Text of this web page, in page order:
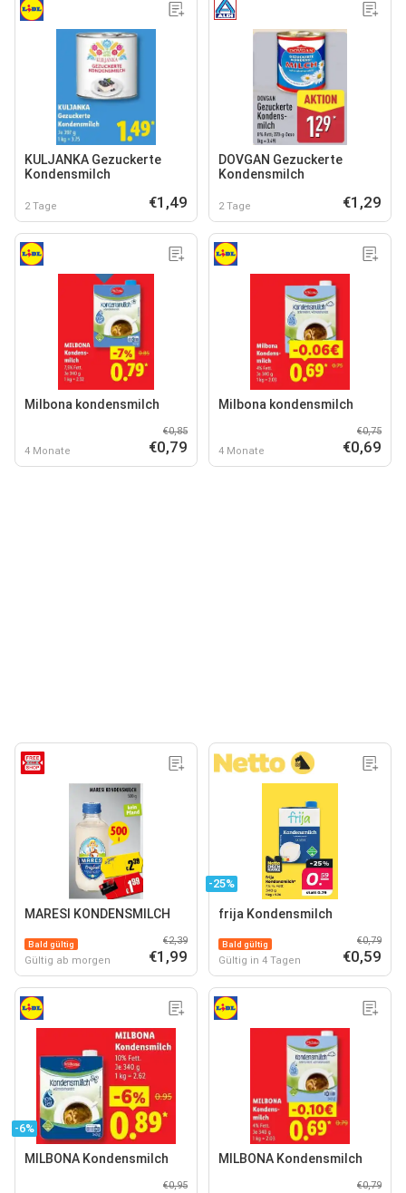
KULJANKA Gezuckerte
Kondensmilch
2 Tage €1,49
DOVGAN Gezuckerte
Kondensmilch
2 Tage €1,29
Milbona kondensmilch
4 Monate
€0,85
€0,79
Milbona kondensmilch
4 Monate
€0,75
€0,69
MARESI KONDENSMILCH
Bald gültig
Gültig ab morgen
€2,39
€1,99
-25%
frija Kondensmilch
Bald gültig
Gültig in 4 Tagen
€0,79
€0,59
-6%
MILBONA Kondensmilch
€0,95
MILBONA Kondensmilch
€0,79